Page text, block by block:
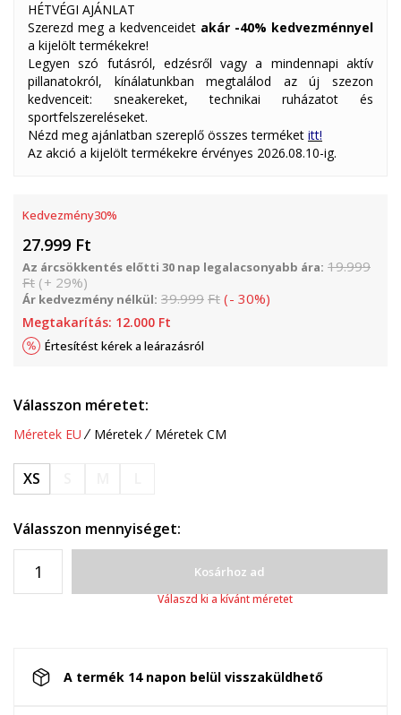
HÉTVÉGI AJÁNLAT
Szerezd meg a kedvenceidet akár -40% kedvezménnyel
a kijelölt termékekre!
Legyen szó futásról, edzésről vagy a mindennapi aktív
pillanatokról, kínálatunkban megtalálod az új szezon
kedvenceit: sneakereket, technikai ruházatot és
sportfelszereléseket.
Nézd meg ajánlatban szereplő összes terméket itt!
Az akció a kijelölt termékekre érvényes 2026.08.10-ig.
Kedvezmény30%
27.999 Ft
Az árcsökkentés előtti 30 nap legalacsonyabb ára: 19.999
Ft (+ 29%)
Ár kedvezmény nélkül: 39.999 Ft (- 30%)
Megtakarítás: 12.000 Ft
Értesítést kérek a leárazásról
Válasszon méretet:
Méretek EU Méretek Méretek CM
XS
Válasszon mennyiséget:
Kosárhoz ad
Válaszd ki a kívánt méretet
A termék 14 napon belül visszaküldhető